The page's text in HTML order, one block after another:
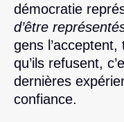
démocratie
d’être
gens
qu’ils refusent,
dernières
confiance.